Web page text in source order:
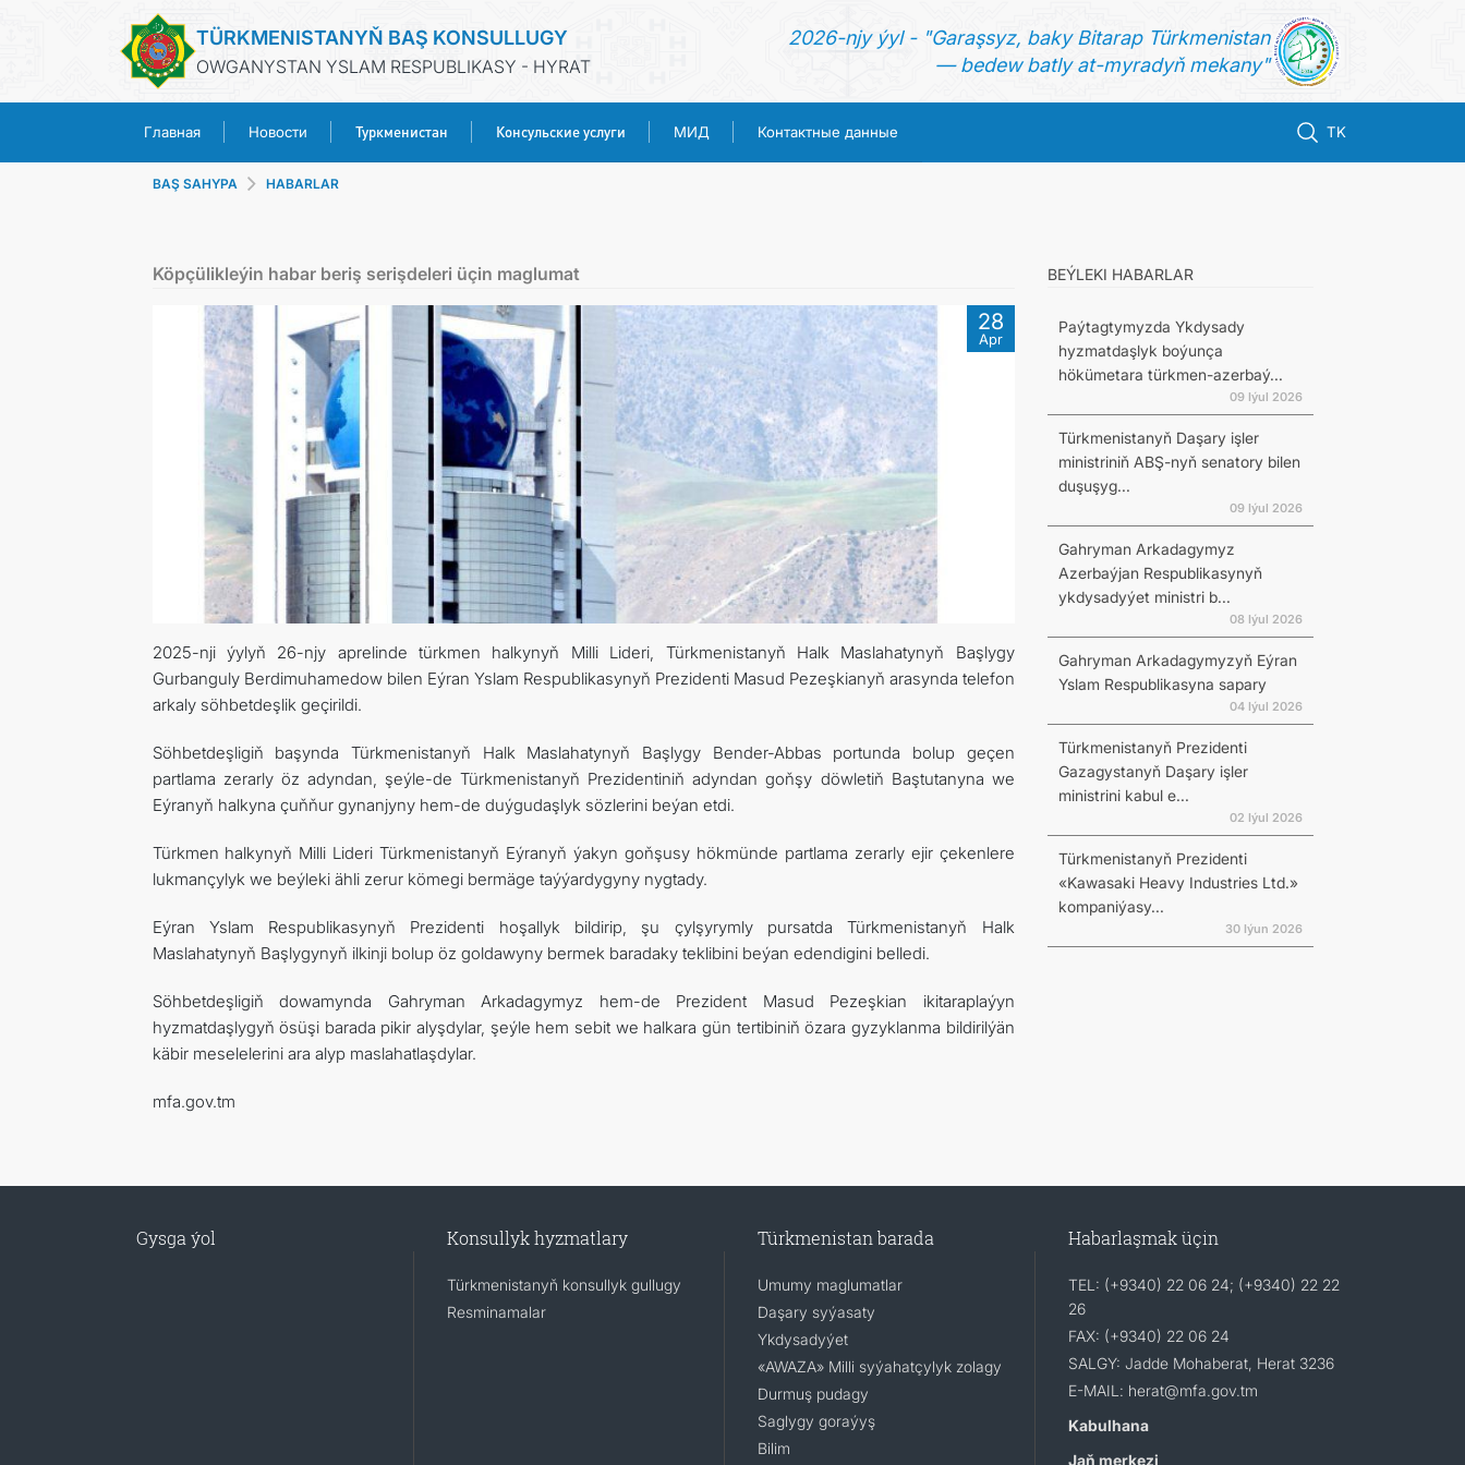
TÜRKMENISTANYŇ BAŞ KONSULLUGY
OWGANYSTAN YSLAM RESPUBLIKASY - HYRAT
2026-njy ýyl - "Garaşsyz, baky Bitarap Türkmenistan
— bedew batly at-myradyň mekany"
Главная Новости Туркменистан Консульские услуги МИД Контактные данные TK
ТУРКМЕНИСТАН
КОНСУЛЬСКИЕ УСЛУГИ
МИД
КОНТАКТНЫЕ ДАННЫЕ
BAŞ SAHYPA HABARLAR
Köpçülikleýin habar beriş serişdeleri üçin maglumat
28
Apr
2025-nji ýylyň 26-njy aprelinde türkmen halkynyň Milli Lideri, Türkmenistanyň Halk Maslahatynyň Başlygy
Gurbanguly Berdimuhamedow bilen Eýran Yslam Respublikasynyň Prezidenti Masud Pezeşkianyň arasynda telefon
arkaly söhbetdeşlik geçirildi.
Söhbetdeşligiň başynda Türkmenistanyň Halk Maslahatynyň Başlygy Bender-Abbas portunda bolup geçen
partlama zerarly öz adyndan, şeýle-de Türkmenistanyň Prezidentiniň adyndan goňşy döwletiň Baştutanyna we
Eýranyň halkyna çuňňur gynanjyny hem-de duýgudaşlyk sözlerini beýan etdi.
Türkmen halkynyň Milli Lideri Türkmenistanyň Eýranyň ýakyn goňşusy hökmünde partlama zerarly ejir çekenlere
lukmançylyk we beýleki ähli zerur kömegi bermäge taýýardygyny nygtady.
Eýran Yslam Respublikasynyň Prezidenti hoşallyk bildirip, şu çylşyrymly pursatda Türkmenistanyň Halk
Maslahatynyň Başlygynyň ilkinji bolup öz goldawyny bermek baradaky teklibini beýan edendigini belledi.
Söhbetdeşligiň dowamynda Gahryman Arkadagymyz hem-de Prezident Masud Pezeşkian ikitaraplaýyn
hyzmatdaşlygyň ösüşi barada pikir alyşdylar, şeýle hem sebit we halkara gün tertibiniň özara gyzyklanma bildirilýän
käbir meselelerini ara alyp maslahatlaşdylar.
mfa.gov.tm
BEÝLEKI HABARLAR
Paýtagtymyzda Ykdysady
hyzmatdaşlyk boýunça
hökümetara türkmen-azerbaý...
09 Iýul 2026
Türkmenistanyň Daşary işler
ministriniň ABŞ-nyň senatory bilen
duşuşyg...
09 Iýul 2026
Gahryman Arkadagymyz
Azerbaýjan Respublikasynyň
ykdysadyýet ministri b...
08 Iýul 2026
Gahryman Arkadagymyzyň Eýran
Yslam Respublikasyna sapary
04 Iýul 2026
Türkmenistanyň Prezidenti
Gazagystanyň Daşary işler
ministrini kabul e...
02 Iýul 2026
Türkmenistanyň Prezidenti
«Kawasaki Heavy Industries Ltd.»
kompaniýasy...
30 Iýun 2026
Gysga ýol Konsullyk hyzmatlary
Türkmenistanyň konsullyk gullugy
Resminamalar
Türkmenistan barada
Umumy maglumatlar
Daşary syýasaty
Ykdysadyýet
«AWAZA» Milli syýahatçylyk zolagy
Durmuş pudagy
Saglygy goraýyş
Bilim
Habarlaşmak üçin
TEL: (+9340) 22 06 24; (+9340) 22 22
26
FAX: (+9340) 22 06 24
SALGY: Jadde Mohaberat, Herat 3236
E-MAIL: herat@mfa.gov.tm
Kabulhana
Jaň merkezi